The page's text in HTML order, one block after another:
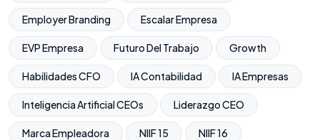
Employer Branding Escalar Empresa
EVP Empresa Futuro Del Trabajo Growth
Habilidades CFO IA Contabilidad IA Empresas
Inteligencia Artificial CEOs Liderazgo CEO
Marca Empleadora NIIF 15 NIIF 16